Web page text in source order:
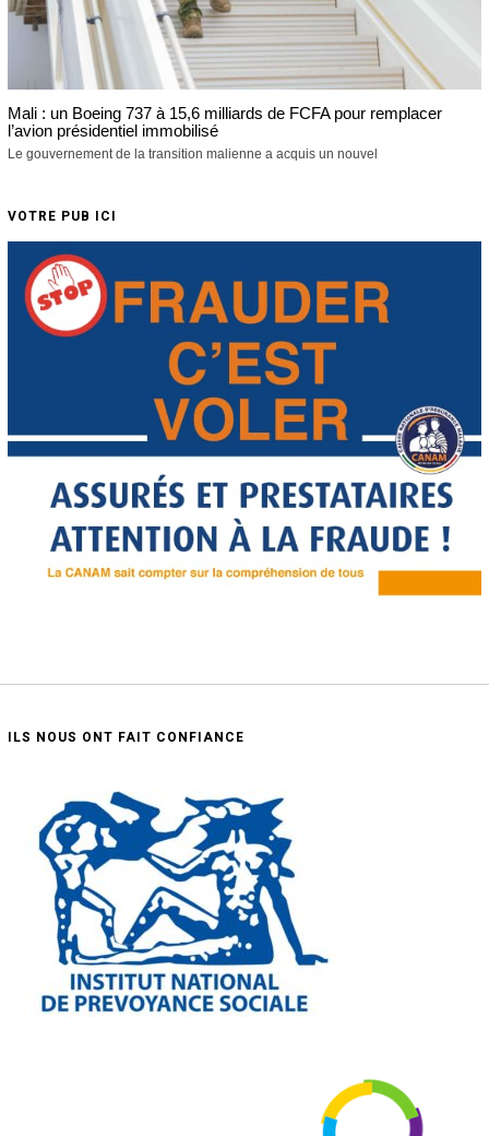
Mali : un Boeing 737 à 15,6 milliards de FCFA pour remplacer
l’avion présidentiel immobilisé
Le gouvernement de la transition malienne a acquis un nouvel
VOTRE PUB ICI
ILS NOUS ONT FAIT CONFIANCE